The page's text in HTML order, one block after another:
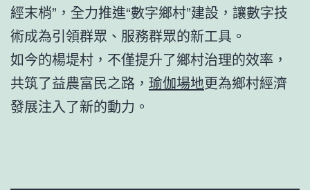
經末梢”，全力推進“數字鄉村”建設，讓數字技
術成為引領群眾、服務群眾的新工具。
如今的楊堤村，不僅提升了鄉村治理的效率，
共筑了益農富民之路， 瑜伽場地更為鄉村經濟
發展注入了新的動力。